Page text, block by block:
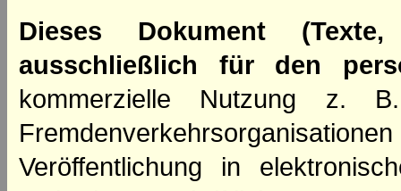
Dieses Dokument
ausschließlich für den
kommerzielle Nutzung z.
Veröffentlichung in